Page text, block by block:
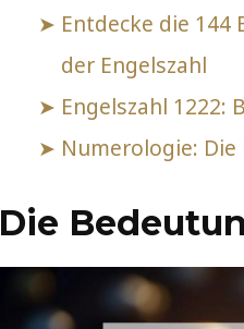
Entdecke die
der Engelszahl
Engelszahl
Numerologie:
Die